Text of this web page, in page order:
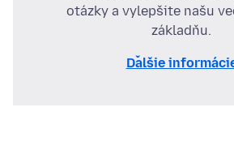
otázky a vylepšite našu
základňu.
Ďalšie